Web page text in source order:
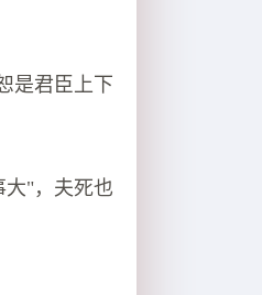
是君臣上下
大"，夫死也